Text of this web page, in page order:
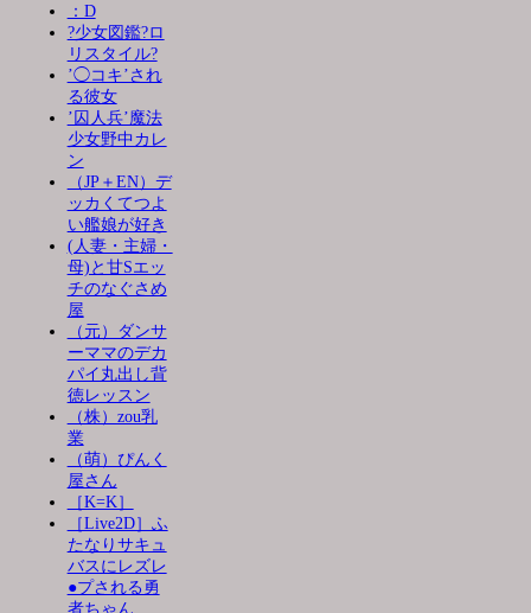
：D
?少女図鑑?ロ
リスタイル?
’◯コキ’され
る彼女
’囚人兵’魔法
少女野中カレ
ン
（JP＋EN）デ
ッカくてつよ
い艦娘が好き
(人妻・主婦・
母)と甘Sエッ
チのなぐさめ
屋
（元）ダンサ
ーママのデカ
パイ丸出し背
徳レッスン
（株）zou乳
業
（萌）ぴんく
屋さん
［K=K］
［Live2D］ふ
たなりサキュ
バスにレズレ
●プされる勇
者ちゃん